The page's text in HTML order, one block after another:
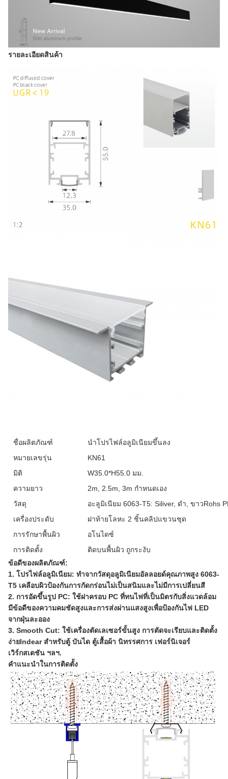
รายละเอียดสินค้า
ชื่อผลิตภัณฑ์
นำโปรไฟล์อลูมิเนียมขึ้นลง
หมายเลขรุ่น
KN61
มิติ
W35.0*H55.0 มม.
ความยาว
2m, 2.5m, 3m กำหนดเอง
วัสดุ
อะลูมิเนียม 6063-T5: Siliver, ดำ, ขาวRohs
เครื่องประดับ
ฝาท้ายโลหะ 2 ชิ้นคลิปแขวนชุด
การรักษาพื้นผิว
อโนไดซ์
การติดตั้ง
ติดบนพื้นผิว ถูกระงับ
ข้อดีของผลิตภัณฑ์:
1. โปรไฟล์อลูมิเนียม: ทำจากวัสดุอลูมิเนียมอัลลอยด์คุณภาพสูง 6063-
T5 เคลือบผิวป้องกันการกัดกร่อนไม่เป็นสนิมและไม่มีการเปลี่ยนสี
2. การอัดขึ้นรูป PC: ใช้ฝาครอบ PC ที่ทนไฟที่เป็นมิตรกับสิ่งแวดล้อม
มีข้อดีของความคมชัดสูงและการส่งผ่านแสงสูงเพื่อป้องกันไฟ LED
จากฝุ่นละออง
3. Smooth Cut: ใช้เครื่องตัดเลเซอร์ขั้นสูง การตัดจะเรียบและติดตั้ง
ง่ายIndear สำหรับตู้ บันได ตู้เสื้อผ้า นิทรรศการ เฟอร์นิเจอร์
เวิร์กสเตชัน ฯลฯ.
คำแนะนำในการติดตั้ง